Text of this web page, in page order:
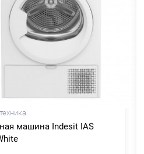
машина Indesit IAS